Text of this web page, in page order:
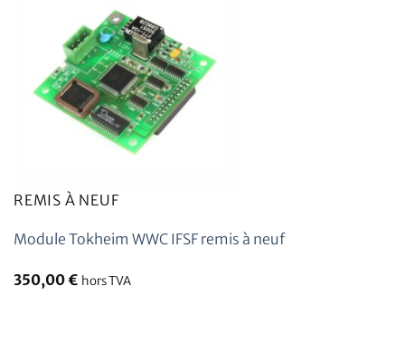
REMIS À NEUF
Module Tokheim WWC IFSF remis à neuf
350,00€ hors TVA